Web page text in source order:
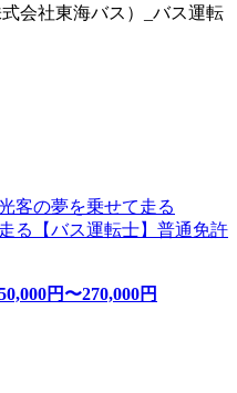
会社東海バス）_バス運転
客の夢を乗せて走る
る【バス運転士】普通免許
円〜270,000円